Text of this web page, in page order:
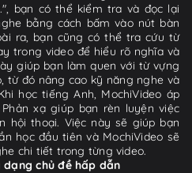
bạn có thể kiểm tra và đọc lại
bằng cách bấm vào nút bàn
ra, bạn cũng có thể tra cứu từ
trong video để hiểu rõ nghĩa và
giúp bạn làm quen với từ vựng
từ đó nâng cao kỹ năng nghe và
học tiếng Anh, MochiVideo áp
xạ giúp bạn rèn luyện việc
hội thoại. Việc này sẽ giúp bạn
học đầu tiên và MochiVideo sẽ
chi tiết trong từng video.
chủ đề hấp dẫn